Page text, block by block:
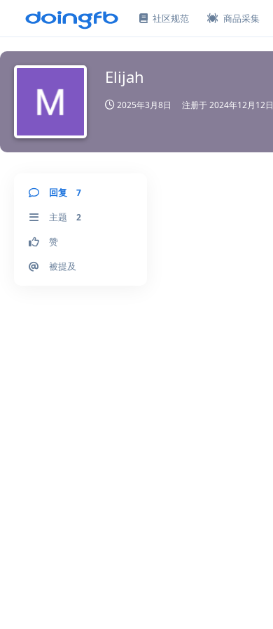
社区规范 商品采集
Elijah
2025年3月8日 注册于2024年12月12日
回复 7
主题 2
赞
被提及